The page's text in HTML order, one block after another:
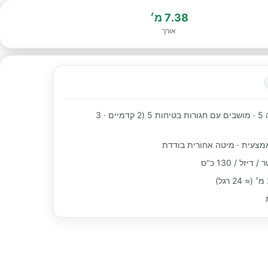
7.38 מ׳
אורך
מקומות שינה 5 · מושבים עם חגורות בטיחות 5 (2 קדמיים · 3
· מיטה אחורית בודדת